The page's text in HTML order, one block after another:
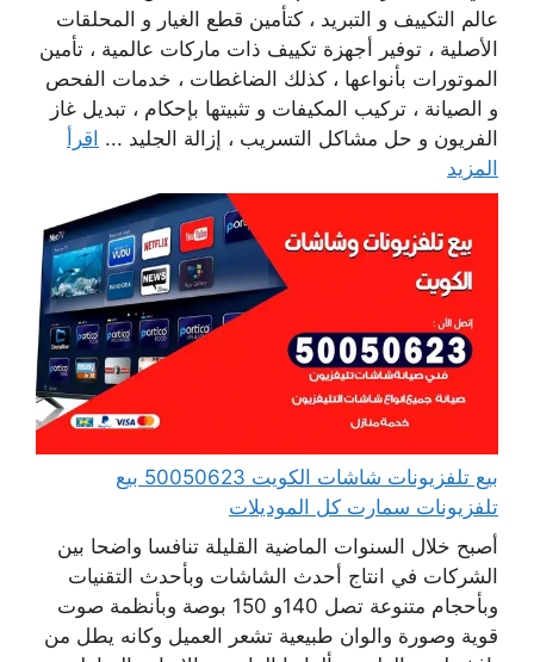
عالم التكييف و التبريد ، كتأمين قطع الغيار و المحلقات
الأصلية ، توفير أجهزة تكييف ذات ماركات عالمية ، تأمين
الموتورات بأنواعها ، كذلك الضاغطات ، خدمات الفحص
و الصيانة ، تركيب المكيفات و تثبيتها بإحكام ، تبديل غاز
الفريون و حل مشاكل التسريب ، إزالة الجليد ... اقرأ
المزيد
بيع تلفزيونات شاشات الكويت 50050623 بيع
تلفزيونات سمارت كل الموديلات
أصبح خلال السنوات الماضية القليلة تنافسا واضحا بين
الشركات في انتاج أحدث الشاشات وبأحدث التقنيات
وبأحجام متنوعة تصل 140و 150 بوصة وبأنظمة صوت
قوية وصورة والوان طبيعية تشعر العميل وكانه يطل من